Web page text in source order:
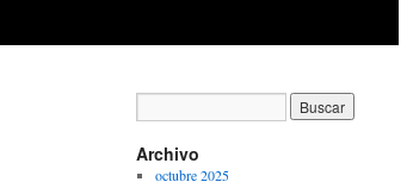
Archivo
octubre 2025